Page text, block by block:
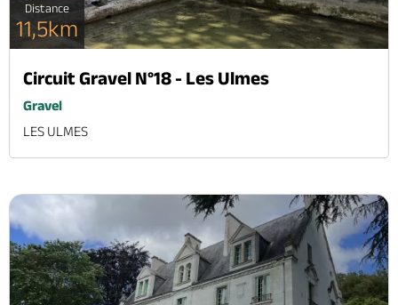
Distance
11,5km
Circuit Gravel N°18 - Les Ulmes
Gravel
LES ULMES